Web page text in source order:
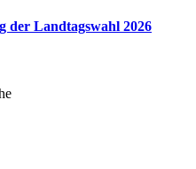
der Landtagswahl 2026